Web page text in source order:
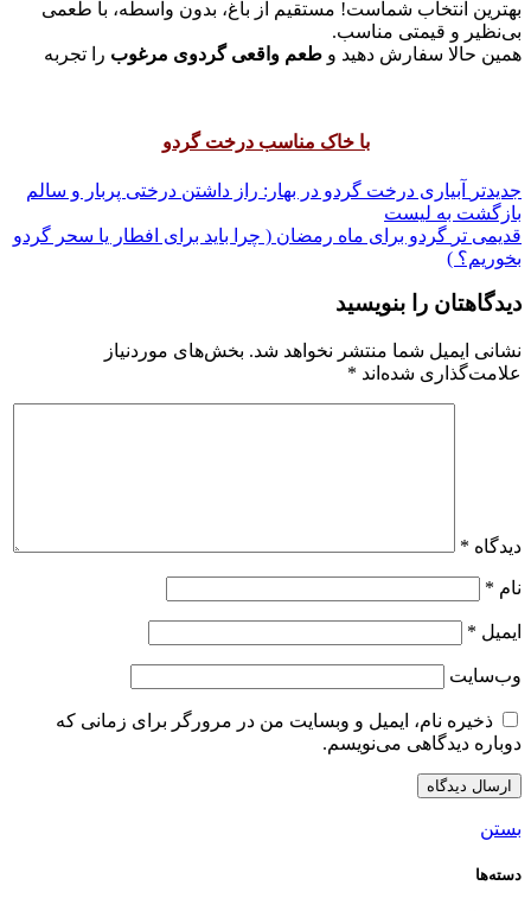
بهترین انتخاب شماست! مستقیم از باغ، بدون واسطه، با طعمی
بی‌نظیر و قیمتی مناسب.
همین حالا سفارش دهید و طعم واقعی گردوی مرغوب را تجربه
با خاک مناسب درخت گردو
جدیدتر
آبیاری درخت گردو در بهار: راز داشتن درختی پربار و سالم
بازگشت به لیست
قدیمی تر گردو برای ماه رمضان ( چرا باید برای افطار یا سحر گردو
بخوریم؟ )
دیدگاهتان را بنویسید
نشانی ایمیل شما منتشر نخواهد شد. بخش‌های موردنیاز
علامت‌گذاری شده‌اند *
دیدگاه *
نام *
ایمیل *
وب‌سایت
ذخیره نام، ایمیل و وبسایت من در مرورگر برای زمانی که
دوباره دیدگاهی می‌نویسم.
بستن
دسته‌ها